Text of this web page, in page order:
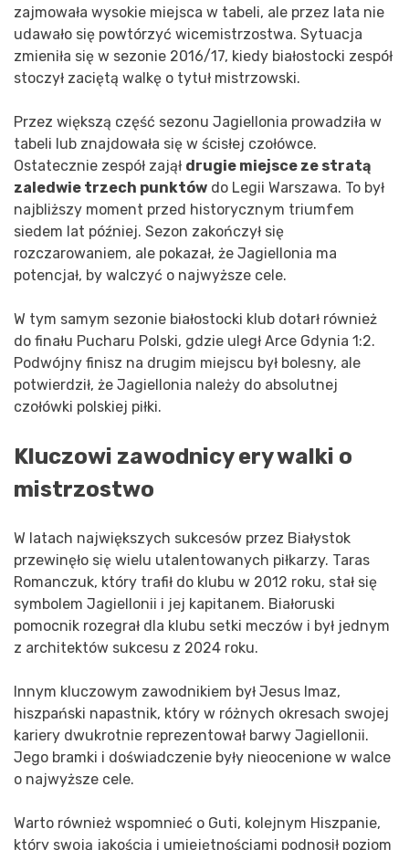
zajmowała wysokie miejsca w tabeli, ale przez lata nie
udawało się powtórzyć wicemistrzostwa. Sytuacja
zmieniła się w sezonie 2016/17, kiedy białostocki zespół
stoczył zaciętą walkę o tytuł mistrzowski.
Przez większą część sezonu Jagiellonia prowadziła w
tabeli lub znajdowała się w ścisłej czołówce.
Ostatecznie zespół zajął drugie miejsce ze stratą
zaledwie trzech punktów do Legii Warszawa. To był
najbliższy moment przed historycznym triumfem
siedem lat później. Sezon zakończył się
rozczarowaniem, ale pokazał, że Jagiellonia ma
potencjał, by walczyć o najwyższe cele.
W tym samym sezonie białostocki klub dotarł również
do finału Pucharu Polski, gdzie uległ Arce Gdynia 1:2.
Podwójny finisz na drugim miejscu był bolesny, ale
potwierdził, że Jagiellonia należy do absolutnej
czołówki polskiej piłki.
Kluczowi zawodnicy ery walki o
mistrzostwo
W latach największych sukcesów przez Białystok
przewinęło się wielu utalentowanych piłkarzy. Taras
Romanczuk, który trafił do klubu w 2012 roku, stał się
symbolem Jagiellonii i jej kapitanem. Białoruski
pomocnik rozegrał dla klubu setki meczów i był jednym
z architektów sukcesu z 2024 roku.
Innym kluczowym zawodnikiem był Jesus Imaz,
hiszpański napastnik, który w różnych okresach swojej
kariery dwukrotnie reprezentował barwy Jagiellonii.
Jego bramki i doświadczenie były nieocenione w walce
o najwyższe cele.
Warto również wspomnieć o Guti, kolejnym Hiszpanie,
który swoją jakością i umiejętnościami podnosił poziom